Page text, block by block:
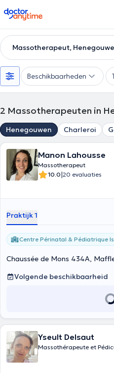
doctoranytime
Massotherapeut,
Beschikbaarheden
2 Massotherapeuten in
Henegouwen Charleroi
Manon Lahousse
Massotherapeut
10.0|20 evaluaties
Praktijk 1
Centre Périnatal & Pédiatrique
Chaussée de Mons 434A,
Volgende beschikbaarheid
Yseult Delsaut
Massothérapeute et